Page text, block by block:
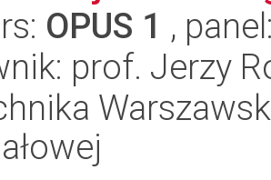
OPUS 1 ,
prof. Jerzy